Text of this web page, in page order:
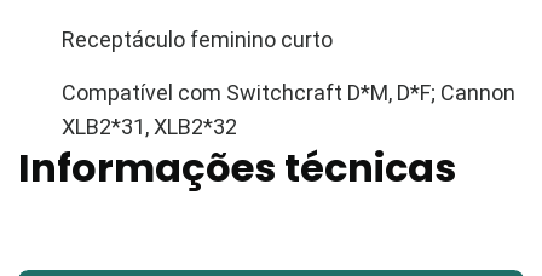
Receptáculo feminino curto
Compatível com Switchcraft D*M, D*F; Cannon
XLB2*31, XLB2*32
Informações técnicas